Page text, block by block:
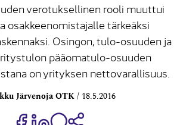
verotuksellinen rooli muuttui
osakkeenomistajalle tärkeäksi
Osingon, tulo-osuuden ja
pääomatulo-osuuden
on yrityksen nettovarallisuus.
Järvenoja OTK 18.5.2016
Jaa Share on Facebook
Jaa Share on LinkedIn
Jaa WhatsApp-viestinä